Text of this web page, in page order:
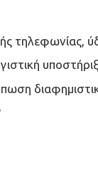
τηλεφωνίας,